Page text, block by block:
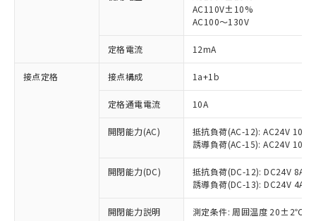
AC110V±10%
AC100～130V
定格電流 12mA
接点定格 接点構成 1a+1b
定格通電電流 10A
開閉能力(AC)
抵抗負荷(AC-12): AC24V 10A/
誘導負荷(AC-15): AC24V
開閉能力(DC)
抵抗負荷(DC-12): DC24V 8A/
誘導負荷(DC-13): DC24V 4A/
開閉能力説明 測定条件: 周囲温度 20±2℃、
ご利用条件
以下の条件をお読みいただき、同意のうえ
※1 対応状況
対応済み：EU RoHS指令（10物質）の
非含有に対応した製品が提供可能な商品で
対応予定：EU RoHS指令（10物質）の非含
有に対応した製品に切り替える予定のある
対応予定なし：EU RoHS指令（10物質）の
非含有に非対応の商品で、対応品を出す予